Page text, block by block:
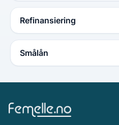
Refinansiering
Smålån